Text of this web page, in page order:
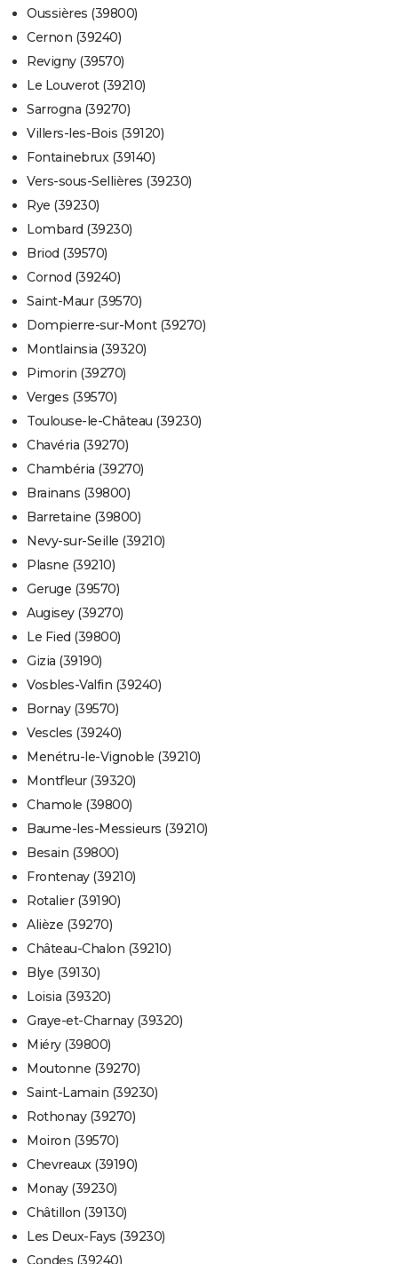
Oussières (39800)
Cernon (39240)
Revigny (39570)
Le Louverot (39210)
Sarrogna (39270)
Villers-les-Bois (39120)
Fontainebrux (39140)
Vers-sous-Sellières (39230)
Rye (39230)
Lombard (39230)
Briod (39570)
Cornod (39240)
Saint-Maur (39570)
Dompierre-sur-Mont (39270)
Montlainsia (39320)
Pimorin (39270)
Verges (39570)
Toulouse-le-Château (39230)
Chavéria (39270)
Chambéria (39270)
Brainans (39800)
Barretaine (39800)
Nevy-sur-Seille (39210)
Plasne (39210)
Geruge (39570)
Augisey (39270)
Le Fied (39800)
Gizia (39190)
Vosbles-Valfin (39240)
Bornay (39570)
Vescles (39240)
Menétru-le-Vignoble (39210)
Montfleur (39320)
Chamole (39800)
Baume-les-Messieurs (39210)
Besain (39800)
Frontenay (39210)
Rotalier (39190)
Alièze (39270)
Château-Chalon (39210)
Blye (39130)
Loisia (39320)
Graye-et-Charnay (39320)
Miéry (39800)
Moutonne (39270)
Saint-Lamain (39230)
Rothonay (39270)
Moiron (39570)
Chevreaux (39190)
Monay (39230)
Châtillon (39130)
Les Deux-Fays (39230)
Condes (39240)